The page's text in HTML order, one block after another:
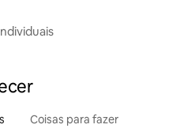
Coisas para fazer